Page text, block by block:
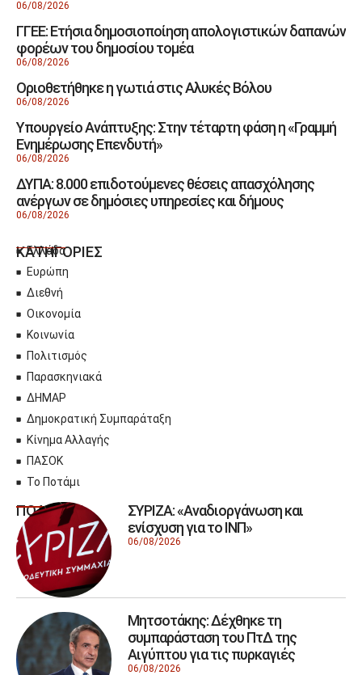
06/08/2026
ΓΓΕΕ: Eτήσια δημοσιοποίηση απολογιστικών δαπανών
φορέων του δημοσίου τομέα
06/08/2026
Οριοθετήθηκε η γωτιά στις Αλυκές Βόλου
06/08/2026
Υπουργείο Ανάπτυξης: Στην τέταρτη φάση η «Γραμμή
Ενημέρωσης Επενδυτή»
06/08/2026
ΔΥΠΑ: 8.000 επιδοτούμενες θέσεις απασχόλησης
ανέργων σε δημόσιες υπηρεσίες και δήμους
06/08/2026
ΚΑΤΗΓΟΡΙΕΣ
Ελλάδα
Ευρώπη
Διεθνή
Οικονομία
Κοινωνία
Πολιτισμός
Παρασκηνιακά
ΔΗΜΑΡ
Δημοκρατική Συμπαράταξη
Κίνημα Αλλαγής
ΠΑΣΟΚ
Το Ποτάμι
ΠΟΛΙΤΙΚΗ
ΣΥΡΙΖΑ: «Αναδιοργάνωση και
ενίσχυση για το ΙΝΠ»
06/08/2026
Μητσοτάκης: Δέχθηκε τη
συμπαράσταση του ΠτΔ της
Αιγύπτου για τις πυρκαγιές
06/08/2026